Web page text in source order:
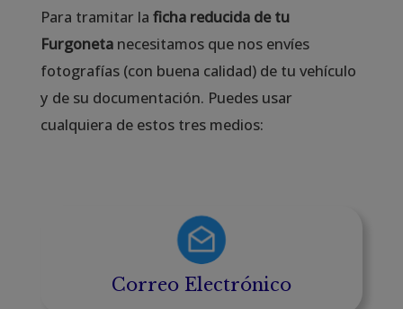
Para tramitar la ficha reducida de tu
Furgoneta necesitamos que nos envíes
fotografías (con buena calidad) de tu vehículo
y de su documentación. Puedes usar
cualquiera de estos tres medios:
Correo Electrónico